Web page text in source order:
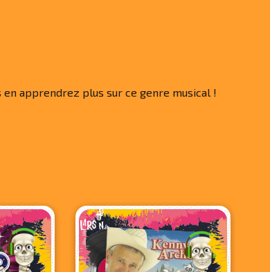
en apprendrez plus sur ce genre musical !